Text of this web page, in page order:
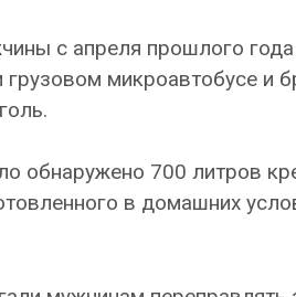
с апреля прошлого
микроавтобусе и
обнаружено 700 литров
в домашних